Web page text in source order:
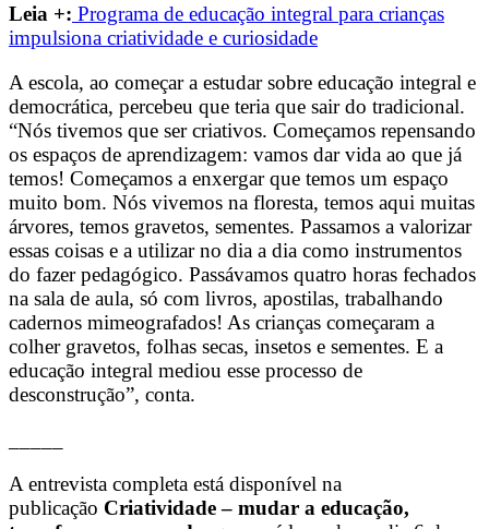
Leia +: Programa de educação integral para crianças
impulsiona criatividade e curiosidade
A escola, ao começar a estudar sobre educação integral e
democrática, percebeu que teria que sair do tradicional.
“Nós tivemos que ser criativos. Começamos repensando
os espaços de aprendizagem: vamos dar vida ao que já
temos! Começamos a enxergar que temos um espaço
muito bom. Nós vivemos na floresta, temos aqui muitas
árvores, temos gravetos, sementes. Passamos a valorizar
essas coisas e a utilizar no dia a dia como instrumentos
do fazer pedagógico. Passávamos quatro horas fechados
na sala de aula, só com livros, apostilas, trabalhando
cadernos mimeografados! As crianças começaram a
colher gravetos, folhas secas, insetos e sementes. E a
educação integral mediou esse processo de
desconstrução”, conta.
A entrevista completa está disponível na
publicação Criatividade – mudar a educação,